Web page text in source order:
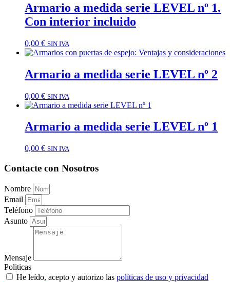
Armario a medida serie LEVEL nº 1.
Con interior incluido
0,00 € SIN IVA
Armario a medida serie LEVEL nº 2
0,00 € SIN IVA
Armario a medida serie LEVEL nº 1
0,00 € SIN IVA
Contacte con Nosotros
Nombre
Email
Teléfono
Asunto
Mensaje
Politicas
He leído, acepto y autorizo las políticas de uso y privacidad